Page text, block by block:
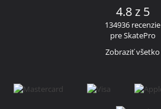
4.8 z 5
134936 recenzie
pre SkatePro
Zobraziť všetko